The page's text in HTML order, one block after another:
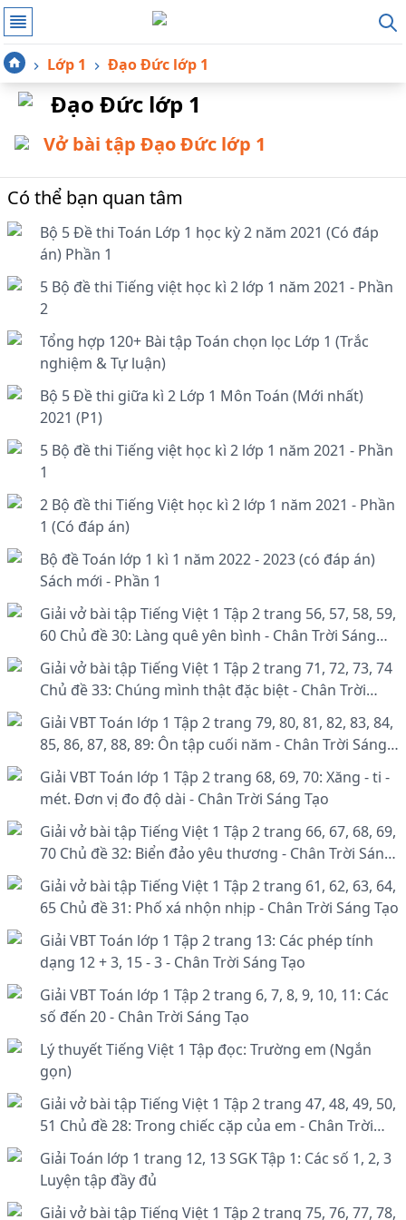
Lớp 1 Đạo Đức lớp 1
Đạo Đức lớp 1
Vở bài tập Đạo Đức lớp 1
Có thể bạn quan tâm
Bộ 5 Đề thi Toán Lớp 1 học kỳ 2 năm 2021 (Có đáp
án) Phần 1
5 Bộ đề thi Tiếng việt học kì 2 lớp 1 năm 2021 - Phần
2
Tổng hợp 120+ Bài tập Toán chọn lọc Lớp 1 (Trắc
nghiệm & Tự luận)
Bộ 5 Đề thi giữa kì 2 Lớp 1 Môn Toán (Mới nhất)
2021 (P1)
5 Bộ đề thi Tiếng việt học kì 2 lớp 1 năm 2021 - Phần
1
2 Bộ đề thi Tiếng Việt học kì 2 lớp 1 năm 2021 - Phần
1 (Có đáp án)
Bộ đề Toán lớp 1 kì 1 năm 2022 - 2023 (có đáp án)
Sách mới - Phần 1
Giải vở bài tập Tiếng Việt 1 Tập 2 trang 56, 57, 58, 59,
60 Chủ đề 30: Làng quê yên bình - Chân Trời Sáng
Tạo
Giải vở bài tập Tiếng Việt 1 Tập 2 trang 71, 72, 73, 74
Chủ đề 33: Chúng mình thật đặc biệt - Chân Trời
Sáng Tạo
Giải VBT Toán lớp 1 Tập 2 trang 79, 80, 81, 82, 83, 84,
85, 86, 87, 88, 89: Ôn tập cuối năm - Chân Trời Sáng
Tạo
Giải VBT Toán lớp 1 Tập 2 trang 68, 69, 70: Xăng - ti -
mét. Đơn vị đo độ dài - Chân Trời Sáng Tạo
Giải vở bài tập Tiếng Việt 1 Tập 2 trang 66, 67, 68, 69,
70 Chủ đề 32: Biển đảo yêu thương - Chân Trời Sáng
Tạo
Giải vở bài tập Tiếng Việt 1 Tập 2 trang 61, 62, 63, 64,
65 Chủ đề 31: Phố xá nhộn nhịp - Chân Trời Sáng Tạo
Giải VBT Toán lớp 1 Tập 2 trang 13: Các phép tính
dạng 12 + 3, 15 - 3 - Chân Trời Sáng Tạo
Giải VBT Toán lớp 1 Tập 2 trang 6, 7, 8, 9, 10, 11: Các
số đến 20 - Chân Trời Sáng Tạo
Lý thuyết Tiếng Việt 1 Tập đọc: Trường em (Ngắn
gọn)
Giải vở bài tập Tiếng Việt 1 Tập 2 trang 47, 48, 49, 50,
51 Chủ đề 28: Trong chiếc cặp của em - Chân Trời
Sáng Tạo
Giải Toán lớp 1 trang 12, 13 SGK Tập 1: Các số 1, 2, 3
Luyện tập đầy đủ
Giải vở bài tập Tiếng Việt 1 Tập 2 trang 75, 76, 77, 78,